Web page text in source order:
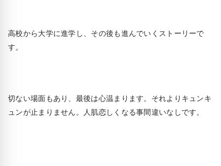
高校から大学に進学し、その後も進んでいくストーリーで
す。
切ない場面もあり、最後は心温まります。それよりキュンキ
ュンが止まりません。人肌恋しくなる事間違いなしです。